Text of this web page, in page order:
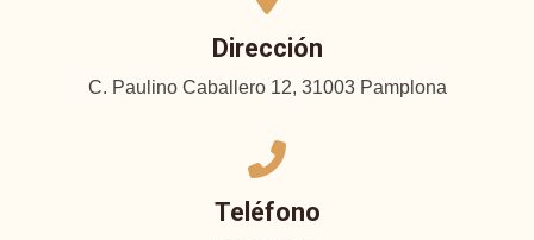
Dirección
C. Paulino Caballero 12, 31003 Pamplona
Teléfono